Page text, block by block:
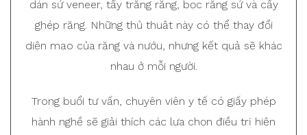
dán sứ veneer, tẩy trắng răng, bọc răng sứ và cấy
ghép răng. Những thủ thuật này có thể thay đổi
diện mạo của răng và nướu, nhưng kết quả sẽ khác
nhau ở mỗi người.
Trong buổi tư vấn, chuyên viên y tế có giấy phép
hành nghề sẽ giải thích các lựa chọn điều trị hiện